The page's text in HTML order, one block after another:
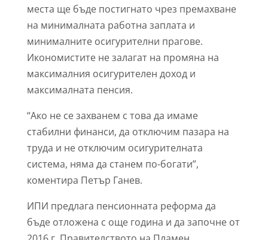
места ще бъде постигнато чрез премахване
на минималната работна заплата и
минималните осигурителни прагове.
Икономистите не залагат на промяна на
максималния осигурителен доход и
максималната пенсия.
“Ако не се захванем с това да имаме
стабилни финанси, да отключим пазара на
труда и не отключим осигурителната
система, няма да станем по-богати”,
коментира Петър Ганев.
ИПИ предлага пенсионната реформа да
бъде отложена с още година и да започне от